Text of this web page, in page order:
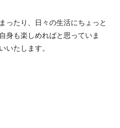
ったり、日々の生活にちょっと
身も楽しめればと思っていま
たします。